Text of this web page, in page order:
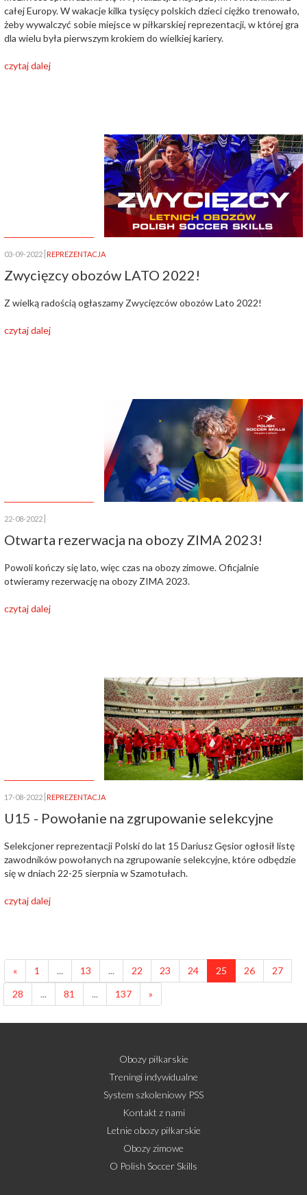
całej Europy. W wakacje kilka tysięcy polskich dzieci ciężko trenowało,
żeby wywalczyć sobie miejsce w piłkarskiej reprezentacji, w której gra
dla wielu była pierwszym krokiem do wielkiej kariery.
czytaj dalej
03-09-2022 REPREZENTACJA
Zwycięzcy obozów LATO 2022!
Z wielką radością ogłaszamy Zwycięzców obozów Lato 2022!
czytaj dalej
22-08-2022
Otwarta rezerwacja na obozy ZIMA 2023!
Powoli kończy się lato, więc czas na obozy zimowe. Oficjalnie
otwieramy rezerwację na obozy ZIMA 2023.
czytaj dalej
17-08-2022 REPREZENTACJA
U15 - Powołanie na zgrupowanie selekcyjne
Selekcjoner reprezentacji Polski do lat 15 Dariusz Gęsior ogłosił listę
zawodników powołanych na zgrupowanie selekcyjne, które odbędzie
się w dniach 22-25 sierpnia w Szamotułach.
czytaj dalej
« 1 ... 13 ... 22 23 24 25 26
27
28
... 81 ... 137 »
Obozy piłkarskie
Treningi indywidualne
System szkoleniowy PSS
Kontakt z nami
Letnie obozy piłkarskie
Obozy zimowe
O Polish Soccer Skills